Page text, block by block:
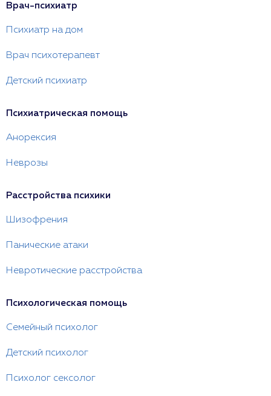
Врач-психиатр
Психиатр на дом
Врач психотерапевт
Детский психиатр
Психиатрическая помощь
Анорексия
Неврозы
Расстройства психики
Шизофрения
Панические атаки
Невротические расстройства
Психологическая помощь
Семейный психолог
Детский психолог
Психолог сексолог